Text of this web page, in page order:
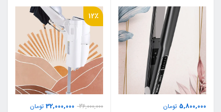
5,800,000 تومان
12٪
36,000,000
32,000,000 تومان